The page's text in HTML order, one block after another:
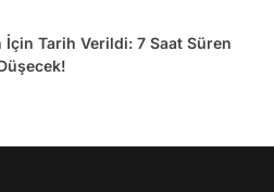
İçin Tarih Verildi: 7 Saat Süren